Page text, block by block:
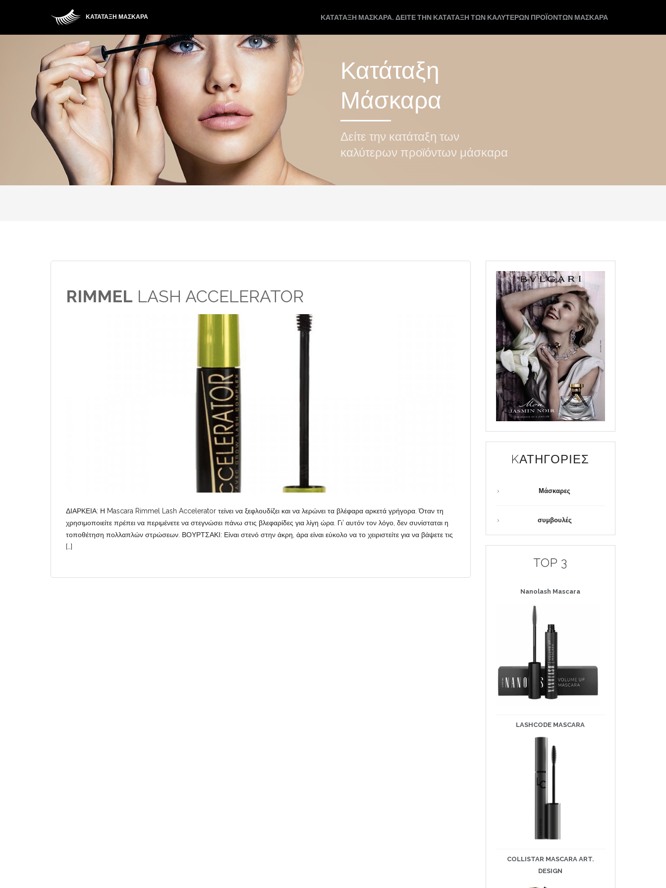
ΚΑΤΆΤΑΞΗ ΜΆΣΚΑΡΑ ΚΑΤΆΤΑΞΗ ΜΆΣΚΑΡΑ. ΔΕΊΤΕ ΤΗΝ ΚΑΤΆΤΑΞΗ ΤΩΝ ΚΑΛΎΤΕΡΩΝ ΠΡΟΪΌΝΤΩΝ ΜΆΣΚΑΡΑ
Κατάταξη
Μάσκαρα
Δείτε την κατάταξη των
καλύτερων προϊόντων μάσκαρα
RIMMEL LASH ACCELERATOR
ΔΙΑΡΚΕΙΑ: Η Mascara Rimmel Lash Accelerator τείνει να ξεφλουδίζει και να λερώνει τα βλέφαρα αρκετά γρήγορα. Όταν τη
χρησιμοποιείτε πρέπει να περιμένετε να στεγνώσει πάνω στις βλεφαρίδες για λίγη ώρα. Γι’ αυτόν τον λόγο, δεν συνίσταται η
τοποθέτηση πολλαπλών στρώσεων. ΒΟΥΡΤΣΑΚΙ: Είναι στενό στην άκρη, άρα είναι εύκολο να το χειριστείτε για να βάψετε τις
[…]
KΑΤΗΓΟΡΊΕΣ
Μάσκαρες
συμβουλές
TOP 3
Nanolash Mascara
LASHCODE MASCARA
COLLISTAR MASCARA ART.
DESIGN